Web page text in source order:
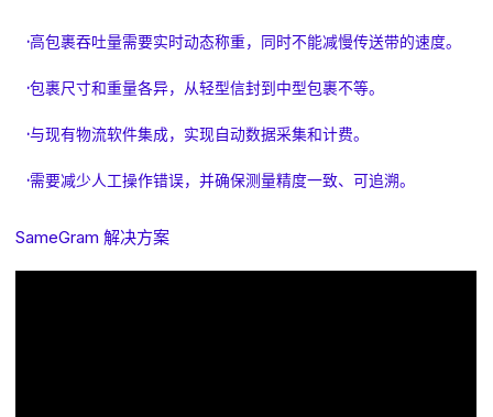
·高包裹吞吐量需要实时动态称重，同时不能减慢传送带的速度。
·包裹尺寸和重量各异，从轻型信封到中型包裹不等。
·与现有物流软件集成，实现自动数据采集和计费。
·需要减少人工操作错误，并确保测量精度一致、可追溯。
SameGram 解决方案